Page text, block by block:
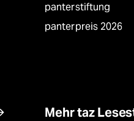
panterstiftung
panterpreis 2026
Mehr taz